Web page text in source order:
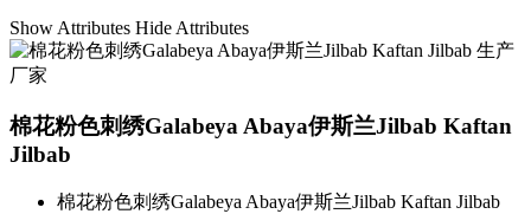
Show Attributes Hide Attributes
棉花粉色刺绣Galabeya Abaya伊斯兰Jilbab Kaftan
Jilbab
棉花粉色刺绣Galabeya Abaya伊斯兰Jilbab Kaftan Jilbab